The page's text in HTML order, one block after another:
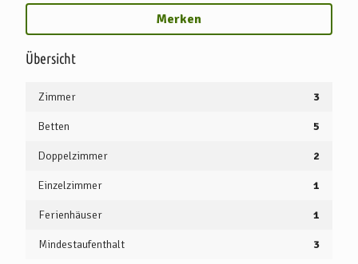
Übersicht
Zimmer 3
Betten 5
Doppelzimmer 2
Einzelzimmer 1
Ferienhäuser 1
Mindestaufenthalt 3
Merken